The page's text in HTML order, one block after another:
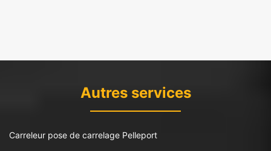
Autres services
Carreleur pose de carrelage Pelleport